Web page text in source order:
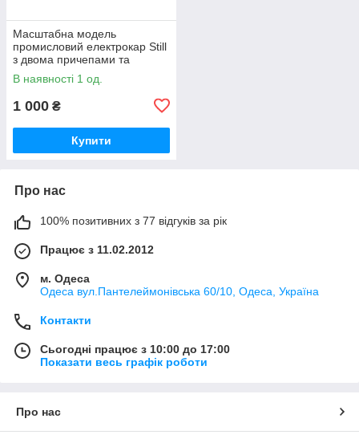
Масштабна модель
промисловий електрокар Still
з двома причепами та
вантажем, масштаб 1/87, H0
В наявності 1 од.
1 000 ₴
Купити
Про нас
100% позитивних з 77 відгуків за рік
Працює з 11.02.2012
м. Одеса
Одеса вул.Пантелеймонівська 60/10, Одеса, Україна
Контакти
Сьогодні працює з 10:00 до 17:00
Показати весь графік роботи
Про нас